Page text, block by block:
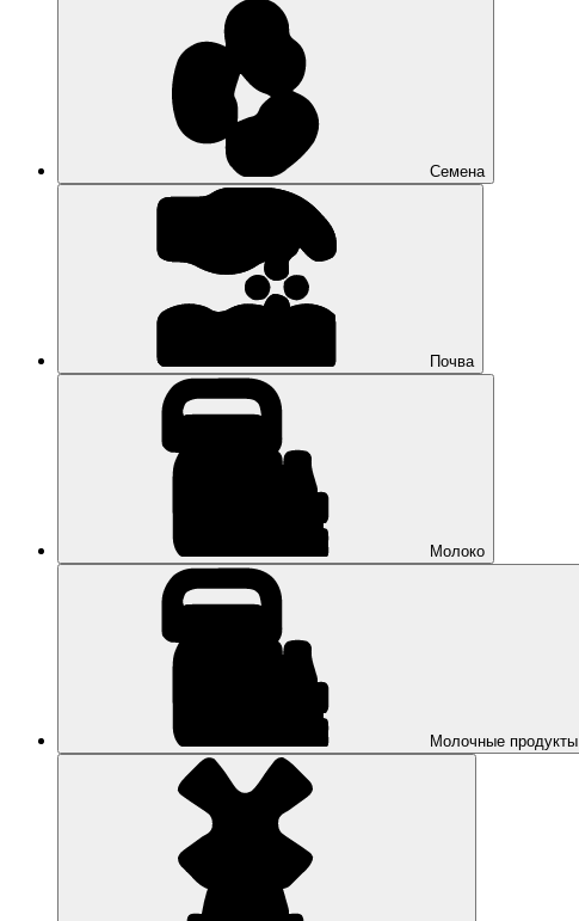
Семена
Почва
Молоко
Молочные продукты